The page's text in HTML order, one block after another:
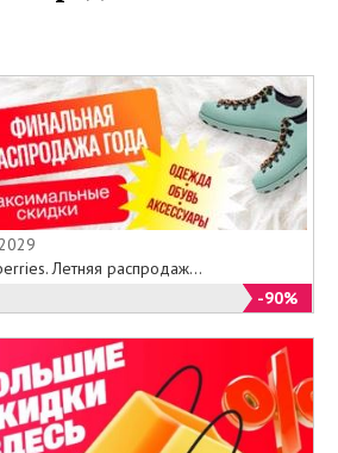
Летняя распродаж...
-90%